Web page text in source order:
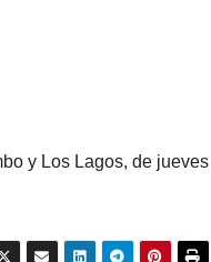
y Los Lagos, de jueves